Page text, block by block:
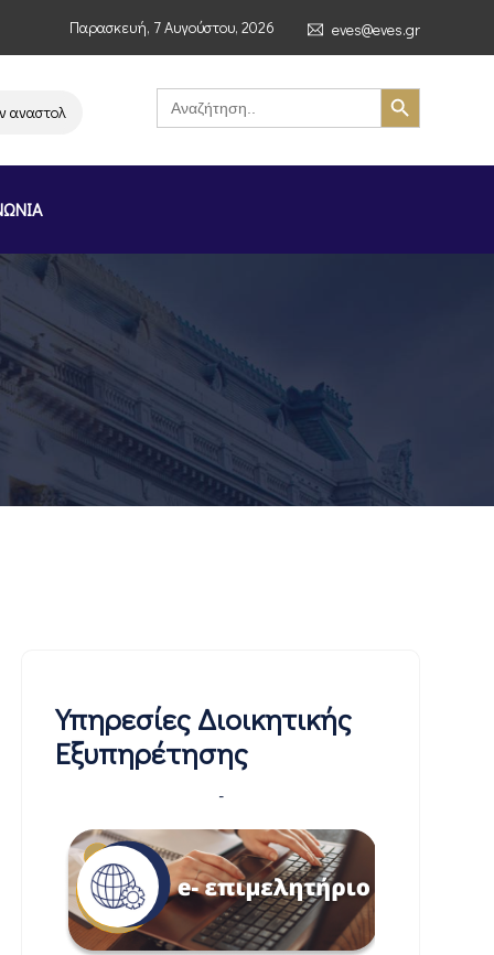
Παρασκευή, 7 Αυγούστου, 2026 eves@eves.gr
λειτουργίας της αλυσίδας σούπερ μάρκετ MERE στην Ελλάδα –
Search
for:
Search Button
Υπηρεσίες Διοικητικής
Εξυπηρέτησης
-